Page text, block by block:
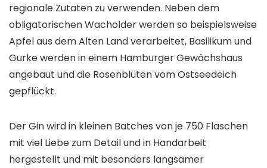
regionale Zutaten zu verwenden. Neben dem
obligatorischen Wacholder werden so beispielsweise
Apfel aus dem Alten Land verarbeitet, Basilikum und
Gurke werden in einem Hamburger Gewächshaus
angebaut und die Rosenblüten vom Ostseedeich
gepflückt.
Der Gin wird in kleinen Batches von je 750 Flaschen
mit viel Liebe zum Detail und in Handarbeit
hergestellt und mit besonders langsamer